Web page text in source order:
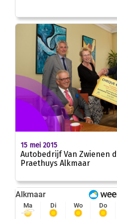
15 mei 2015
Autobedrijf Van Zwienen
Praethuys Alkmaar